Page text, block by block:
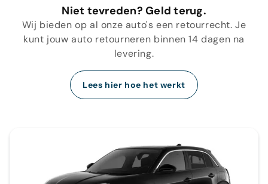
Niet tevreden? Geld terug.
Wij bieden op al onze auto's een retourrecht. Je
kunt jouw auto retourneren binnen 14 dagen na
levering.
Lees hier hoe het werkt